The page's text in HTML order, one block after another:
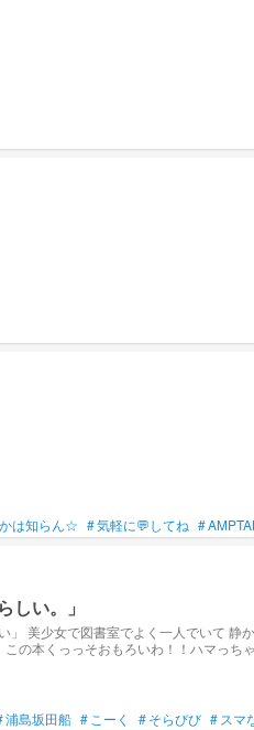
は知らん☆ #気軽に💬してね #
しい。」
浦島坂田船 # こーく #そらびび # スマ